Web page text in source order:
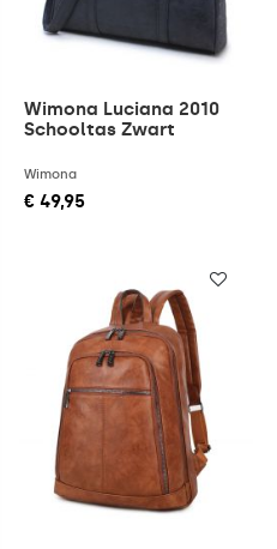
Wimona Luciana 2010
Schooltas Zwart
Wimona
€ 49,95